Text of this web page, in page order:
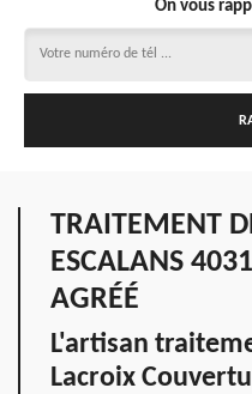
On vous
TRAITEMENT
ESCALANS
AGRÉÉ
L'artisan
Lacroix